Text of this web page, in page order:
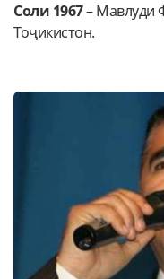
Соли 1967– Мавлуди
Тоҷикистон.